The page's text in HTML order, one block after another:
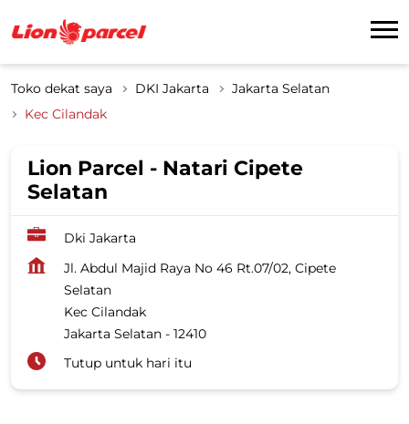
Toko dekat saya DKI Jakarta
Jakarta Selatan
Kec Cilandak
Lion Parcel - Natari Cipete
Selatan
Dki Jakarta
Jl. Abdul Majid Raya No 46 Rt.07/02, Cipete
Selatan
Kec Cilandak
Jakarta Selatan - 12410
Tutup untuk hari itu